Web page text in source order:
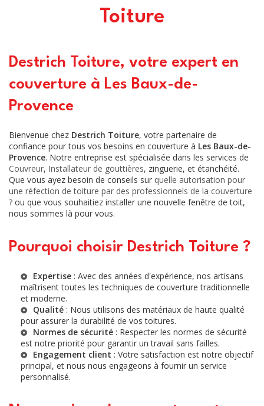
Toiture
Destrich Toiture, votre expert en
couverture à Les Baux-de-
Provence
Bienvenue chez Destrich Toiture, votre partenaire de
confiance pour tous vos besoins en couverture à Les Baux-de-
Provence. Notre entreprise est spécialisée dans les services de
Couvreur, Installateur de gouttières, zinguerie, et étanchéité.
Que vous ayez besoin de conseils sur quelle autorisation pour
une réfection de toiture par des professionnels de la couverture
? ou que vous souhaitiez installer une nouvelle fenêtre de toit,
nous sommes là pour vous.
Pourquoi choisir Destrich Toiture ?
Expertise : Avec des années d'expérience, nos artisans
maîtrisent toutes les techniques de couverture traditionnelle
et moderne.
Qualité : Nous utilisons des matériaux de haute qualité
pour assurer la durabilité de vos toitures.
Normes de sécurité : Respecter les normes de sécurité
est notre priorité pour garantir un travail sans failles.
Engagement client : Votre satisfaction est notre objectif
principal, et nous nous engageons à fournir un service
personnalisé.